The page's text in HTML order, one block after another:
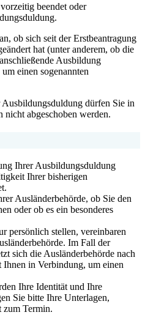
beendet oder
ob sich seit der Erstbeantragung
hat (unter anderem, ob die
Ausbildung
einen sogenannten
dürfen Sie in
nicht abgeschoben werden.
Ihrer Ausbildungsduldung
Ihrer bisherigen
Ausländerbehörde, ob Sie den
oder ob es ein besonderes
persönlich stellen, vereinbaren
Im Fall der
sich die Ausländerbehörde nach
in Verbindung, um einen
Ihre Identität und Ihre
Sie bitte Ihre Unterlagen,
Termin.